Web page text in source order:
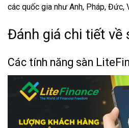
các quốc gia như Anh, Pháp, Đức,
Đánh giá chi tiết về
Các tính năng sàn